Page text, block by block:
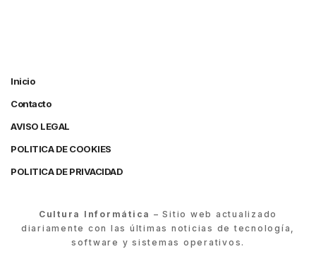
Inicio
Contacto
AVISO LEGAL
POLITICA DE COOKIES
POLITICA DE PRIVACIDAD
Cultura Informática – Sitio web actualizado
diariamente con las últimas noticias de tecnología,
software y sistemas operativos.